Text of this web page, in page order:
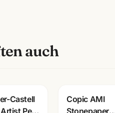
auch
Castell
Pen
Copic AMI
Stonepaper